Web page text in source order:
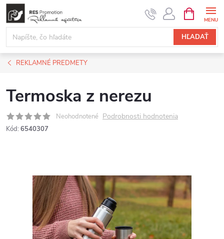
Prejsť
obsah
HĽADAŤ
KOŠÍK
REKLAMNÉ PREDMETY
Termoska z nerezu
Neohodnotené Podrobnosti hodnotenia
Kód: 6540307